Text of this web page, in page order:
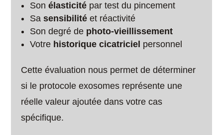
Sonélasticité par test du pincement
Sasensibilité et réactivité
Son degré de photo-vieillissement
Votre historique cicatriciel personnel
Cette évaluation nous permet de déterminer
si le protocole exosomes représente une
réelle valeur ajoutée dans votre cas
spécifique.